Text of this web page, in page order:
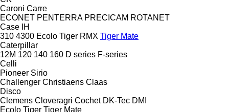
Caroni Carre
ECONET PENTERRA PRECICAM ROTANET
Case IH
310 4300 Ecolo Tiger RMX Tiger Mate
Caterpillar
12M 120 140 160 D series F-series
Celli
Pioneer Sirio
Challenger Christiaens Claas
Disco
Clemens Cloveragri Cochet DK-Tec DMI
Ecolo Tiger Tiger Mate